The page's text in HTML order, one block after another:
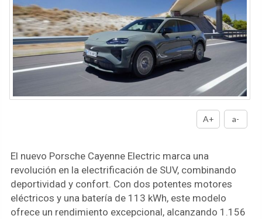
A+ a-
El nuevo Porsche Cayenne Electric marca una
revolución en la electrificación de SUV, combinando
deportividad y confort. Con dos potentes motores
eléctricos y una batería de 113 kWh, este modelo
ofrece un rendimiento excepcional, alcanzando 1.156